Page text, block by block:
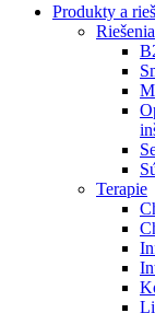
Produktový
Objavte
Braun​ s
Zostaňte v
Produkty a
Riešenia
Terapie